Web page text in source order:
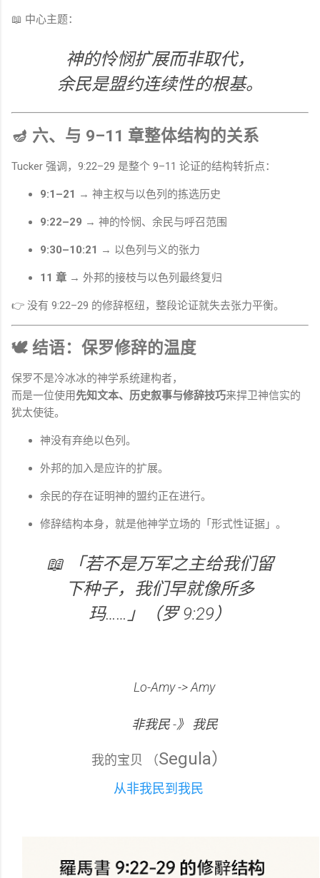
📖 中心主题：
神的怜悯扩展而非取代，
余民是盟约连续性的根基。
🪔 六、与 9–11 章整体结构的关系
Tucker 强调，9:22–29 是整个 9–11 论证的结构转折点：
9:1–21 → 神主权与以色列的拣选历史
9:22–29 → 神的怜悯、余民与呼召范围
9:30–10:21 → 以色列与义的张力
11 章 → 外邦的接枝与以色列最终复归
👉 没有 9:22–29 的修辞枢纽，整段论证就失去张力平衡。
🕊 结语：保罗修辞的温度
保罗不是冷冰冰的神学系统建构者，
而是一位使用先知文本、历史叙事与修辞技巧来捍卫神信实的
犹太使徒。
神没有弃绝以色列。
外邦的加入是应许的扩展。
余民的存在证明神的盟约正在进行。
修辞结构本身，就是他神学立场的「形式性证据」。
📖 「若不是万军之主给我们留
下种子，我们早就像所多
玛……」（罗 9:29）
Lo-Amy -> Amy
非我民 -》 我民
我的宝贝 （Segula）
从非我民到我民